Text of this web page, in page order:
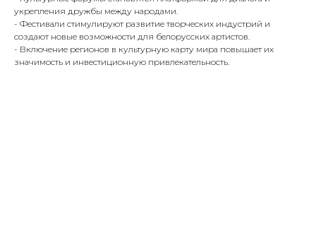
укрепления дружбы между народами.
- Фестивали стимулируют развитие творческих индустрий и
создают новые возможности для белорусских артистов.
- Включение регионов в культурную карту мира повышает их
значимость и инвестиционную привлекательность.